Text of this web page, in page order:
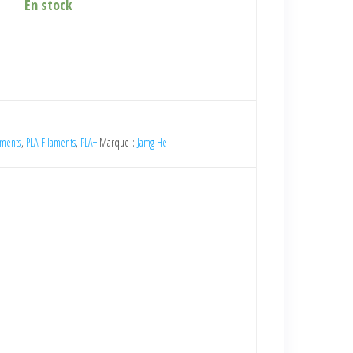
En stock
, PLA Filaments, PLA+ Marque : Jamg He